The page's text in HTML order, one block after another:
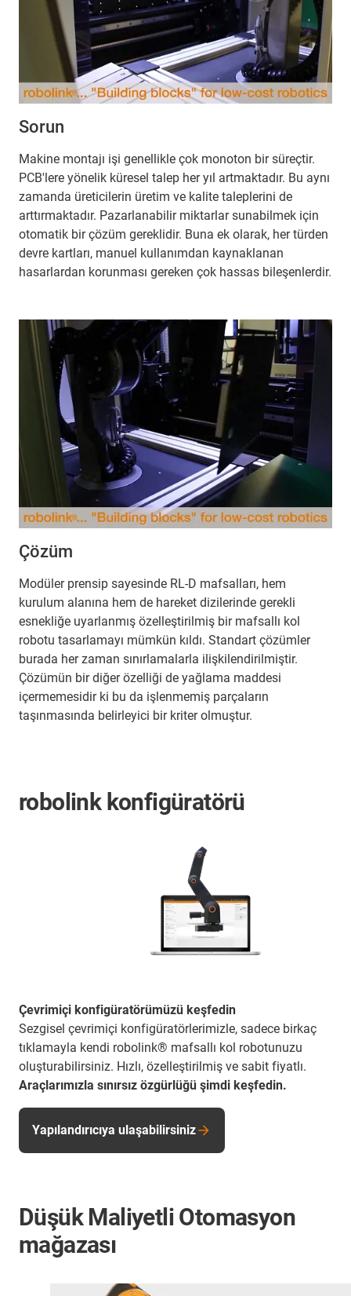
Sorun
Makine montajı işi genellikle çok monoton bir süreçtir.
PCB'lere yönelik küresel talep her yıl artmaktadır. Bu aynı
zamanda üreticilerin üretim ve kalite taleplerini de
arttırmaktadır. Pazarlanabilir miktarlar sunabilmek için
otomatik bir çözüm gereklidir. Buna ek olarak, her türden
devre kartları, manuel kullanımdan kaynaklanan
hasarlardan korunması gereken çok hassas bileşenlerdir.
Çözüm
Modüler prensip sayesinde RL-D mafsalları, hem
kurulum alanına hem de hareket dizilerinde gerekli
esnekliğe uyarlanmış özelleştirilmiş bir mafsallı kol
robotu tasarlamayı mümkün kıldı. Standart çözümler
burada her zaman sınırlamalarla ilişkilendirilmiştir.
Çözümün bir diğer özelliği de yağlama maddesi
içermemesidir ki bu da işlenmemiş parçaların
taşınmasında belirleyici bir kriter olmuştur.
robolink konfigüratörü
Çevrimiçi konfigüratörümüzü keşfedin
Sezgisel çevrimiçi konfigüratörlerimizle, sadece birkaç
tıklamayla kendi robolink® mafsallı kol robotunuzu
oluşturabilirsiniz. Hızlı, özelleştirilmiş ve sabit fiyatlı.
Araçlarımızla sınırsız özgürlüğü şimdi keşfedin.
Yapılandırıcıya ulaşabilirsiniz
Düşük Maliyetli Otomasyon
mağazası